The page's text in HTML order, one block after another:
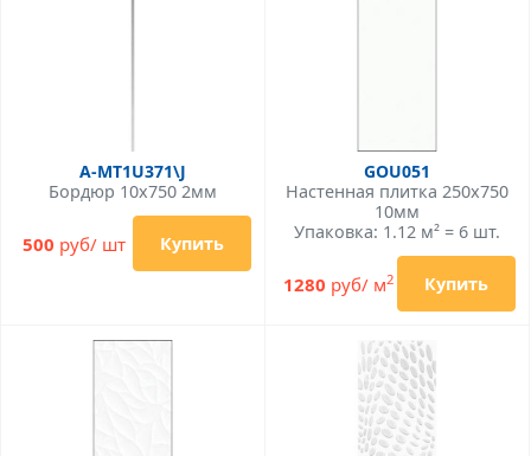
A-MT1U371\J
Бордюр 10x750 2мм
500 руб/ шт Купить
GOU051
Настенная плитка 250x750
10мм
Упаковка: 1.12 м² = 6 шт.
1280 руб/ м2 Купить